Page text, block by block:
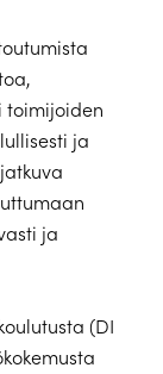
toimijoiden
ja
ja
(DI